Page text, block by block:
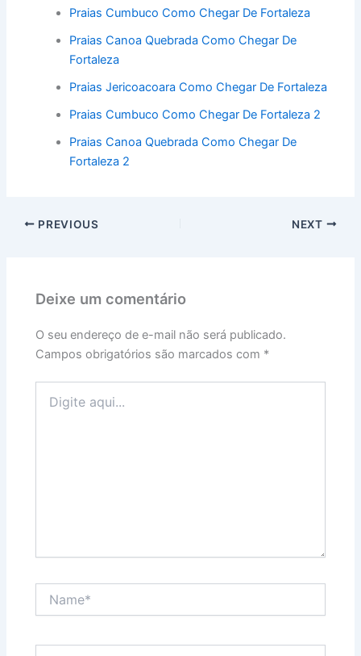
Praias Cumbuco Como Chegar De Fortaleza
Praias Canoa Quebrada Como Chegar De
Fortaleza
Praias Jericoacoara Como Chegar De Fortaleza
Praias Cumbuco Como Chegar De Fortaleza 2
Praias Canoa Quebrada Como Chegar De
Fortaleza 2
PREVIOUS NEXT
Deixe um comentário
O seu endereço de e-mail não será publicado.
Campos obrigatórios são marcados com *
aqui...